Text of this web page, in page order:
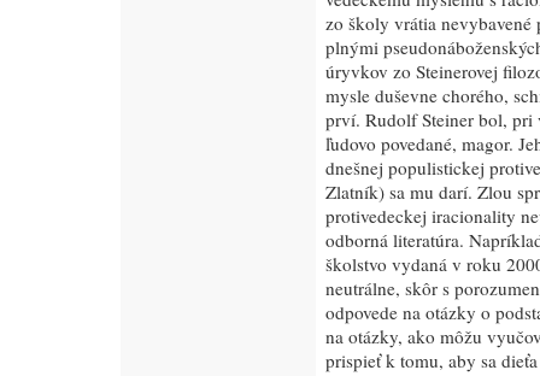
zo školy vrátia
plnými
úryvkov zo Steinerovej
mysle duševne chorého,
prví. Rudolf Steiner bol, pri
ľudovo povedané, magor.
dnešnej populistickej
Zlatník) sa mu darí. Zlou
protivedeckej iracionality
odborná literatúra.
školstvo vydaná v roku
neutrálne, skôr s
odpovede na otázky o
na otázky, ako môžu
prispieť k tomu, aby sa